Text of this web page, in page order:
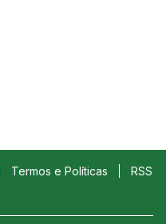
Termos e Políticas RSS